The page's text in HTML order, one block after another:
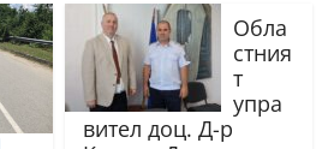
Обла
стния
т
упра
вител доц. Д-р